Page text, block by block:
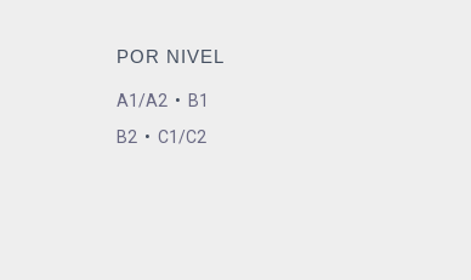
POR NIVEL
A1/A2 • B1
B2 • C1/C2